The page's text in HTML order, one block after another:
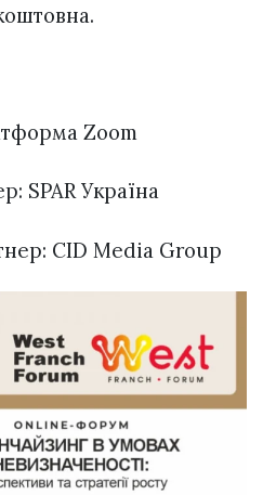
Zoom
SPAR Україна
CID Media Group